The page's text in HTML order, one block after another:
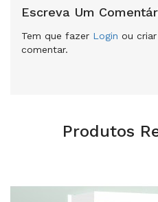
Escreva Um
Tem que fazer Login ou
comentar.
Produtos